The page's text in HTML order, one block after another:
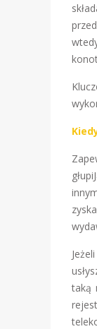
taką